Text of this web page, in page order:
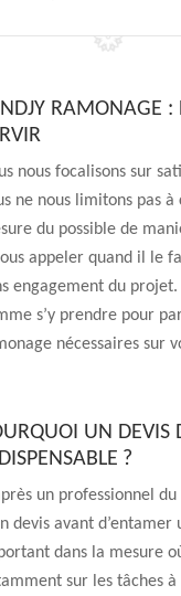
RAMONAGE :
nous focalisons sur
ne nous limitons pas à
du possible de
appeler quand il le
engagement du
s’y prendre pour
nécessaires sur
UN DEVIS
?
un professionnel
devis avant
dans la mesure
sur les tâches